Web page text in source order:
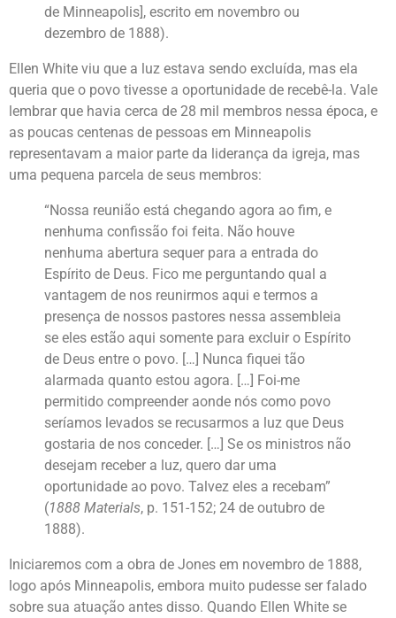
de Minneapolis], escrito em novembro ou
dezembro de 1888).
Ellen White viu que a luz estava sendo excluída, mas ela
queria que o povo tivesse a oportunidade de recebê-la. Vale
lembrar que havia cerca de 28 mil membros nessa época, e
as poucas centenas de pessoas em Minneapolis
representavam a maior parte da liderança da igreja, mas
uma pequena parcela de seus membros:
“Nossa reunião está chegando agora ao fim, e
nenhuma confissão foi feita. Não houve
nenhuma abertura sequer para a entrada do
Espírito de Deus. Fico me perguntando qual a
vantagem de nos reunirmos aqui e termos a
presença de nossos pastores nessa assembleia
se eles estão aqui somente para excluir o Espírito
de Deus entre o povo. […] Nunca fiquei tão
alarmada quanto estou agora. […] Foi-me
permitido compreender aonde nós como povo
seríamos levados se recusarmos a luz que Deus
gostaria de nos conceder. […] Se os ministros não
desejam receber a luz, quero dar uma
oportunidade ao povo. Talvez eles a recebam”
(1888 Materials, p. 151-152; 24 de outubro de
1888).
Iniciaremos com a obra de Jones em novembro de 1888,
logo após Minneapolis, embora muito pudesse ser falado
sobre sua atuação antes disso. Quando Ellen White se